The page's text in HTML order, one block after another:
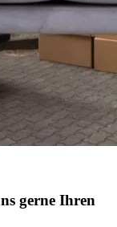
gerne Ihren